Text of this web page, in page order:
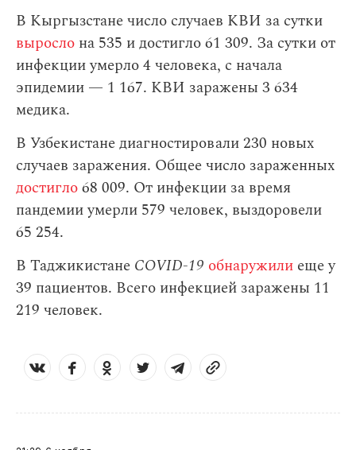
В Кыргызстане число случаев КВИ за сутки
выросло на 535 и достигло 61 309. За сутки от
инфекции умерло 4 человека, с начала
эпидемии — 1 167. КВИ заражены 3 634
медика.
В Узбекистане диагностировали 230 новых
случаев заражения. Общее число зараженных
достигло68 009. От инфекции за время
пандемии умерли 579 человек, выздоровели
65 254.
В Таджикистане COVID-19 обнаружили еще у
39 пациентов. Всего инфекцией заражены 11
219 человек.